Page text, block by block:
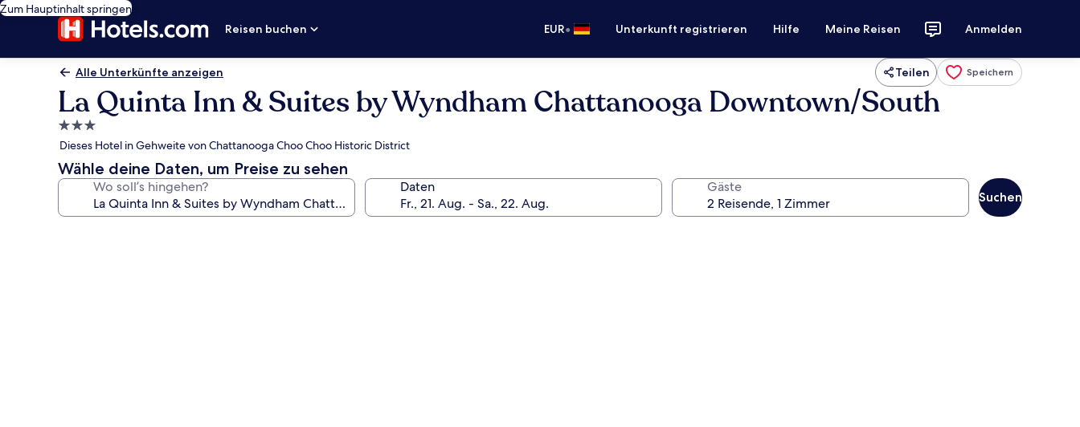
Zum Hauptinhalt springen
Reisen buchen
EUR• Unterkunft registrieren Hilfe Meine Reisen Anmelden
Alle Unterkünfte anzeigen Teilen Speichern
La Quinta Inn & Suites by Wyndham Chattanooga Downtown/South
3.0-
Sterne-
Unterkunft
Dieses Hotel in Gehweite von Chattanooga Choo Choo Historic District
Wähle deine Daten, um Preise zu sehen
Wo soll’s hingehen? Daten Gäste
Suchen